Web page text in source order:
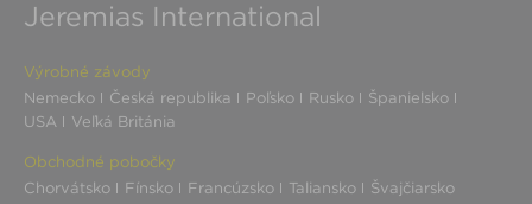
Jeremias International
Výrobné závody
Nemecko
Česká republika Poľsko Rusko
Španielsko
USA
Veľká Británia
Obchodné pobočky
Chorvátsko
Fínsko Francúzsko Taliansko Švajčiarsko